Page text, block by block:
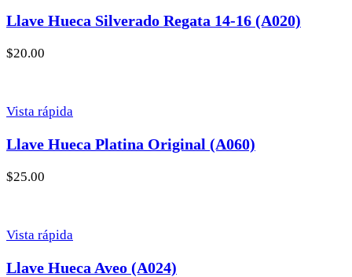
Llave Hueca Silverado Regata 14-16 (A020)
$20.00
Vista rápida
Llave Hueca Platina Original (A060)
$25.00
Vista rápida
Llave Hueca Aveo (A024)